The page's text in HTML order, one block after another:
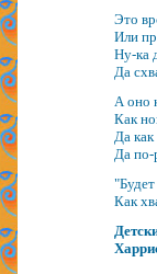
Это
Или
Ну-ка
Да
А оно
Как
Да как
Да по-
Как